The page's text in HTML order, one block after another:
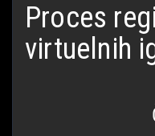
Proces
virtuelnih